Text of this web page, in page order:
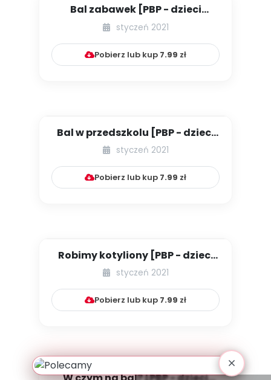
Bal zabawek [PBP - dzieci
młodsze - numer 1]
styczeń 2021
Pobierz lub kup 7.99 zł
Bal w przedszkolu [PBP - dzieci
młodsze - numer 2]
styczeń 2021
Pobierz lub kup 7.99 zł
Robimy kotyliony [PBP - dzieci
młodsze - numer 3]
styczeń 2021
Pobierz lub kup 7.99 zł